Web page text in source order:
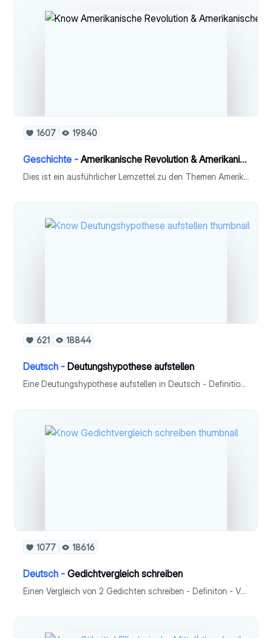
1607 19840
Geschichte -Amerikanische Revolution & Amerikanischer Bürgerkrieg
Dies ist ein ausführlicher Lernzettel zu den Themen Amerikanische Revolution und Amerikanischer Bürgerkrieg für das Fach Geschichte (Leistungskurs).
621 18844
Deutsch - Deutungshypothese aufstellen
Eine Deutungshypothese aufstellen in Deutsch - Definition - Überblick - Kriterien - Formulierungshilfen
1077 18616
Deutsch - Gedichtvergleich schreiben
Einen Vergleich von 2 Gedichten schreiben - Definiton - Vorbereitung - Äußere Form von Gedichten (Reimschema, Metrum) - 3 Möglichkeiten des Aufbaus - Jeder einzelne Schritt: Einstieg, Inhalt, Analyse, Interpretation, Vergleich und Schluss - Checkliste